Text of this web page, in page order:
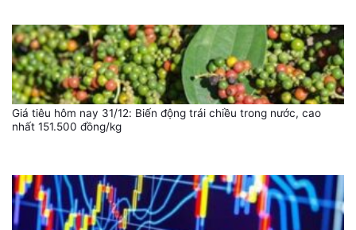
Giá tiêu hôm nay 31/12: Biến động trái chiều trong nước, cao
nhất 151.500 đồng/kg